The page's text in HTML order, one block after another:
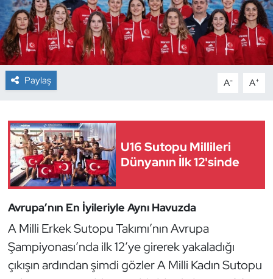
Paylaş A- A+
U16 Sutopu Millileri
Dünyanın İlk 12'sinde
Avrupa’nın En İyileriyle Aynı Havuzda
A Milli Erkek Sutopu Takımı’nın Avrupa
Şampiyonası’nda ilk 12’ye girerek yakaladığı
çıkışın ardından şimdi gözler A Milli Kadın Sutopu
Cimnastik
Curling
Dağcılık
Dövüş Sanatı
E-Spor
Futbol
Futsal